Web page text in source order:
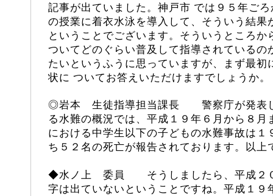
記事が出ていました。神戸市 では９５年ご
の授業に着衣水泳を導入して、そういう結果
ということでございます。そういうところか
ついてどのぐらい普及して指導されているの
たいというふうに思っていますが、まず最初
状に ついてお答えいただけますでしょうか。
◎岩本 生徒指導担当課長 警察庁が発表し
る水難の概況では、平成１９年６月から８月
における中学生以下の子どもの水難事故は１
ち５２名の死亡が報告されております。以上
◆水ノ上
委員 そうしましたら、平成２
字は出ていないということですね。平成１９